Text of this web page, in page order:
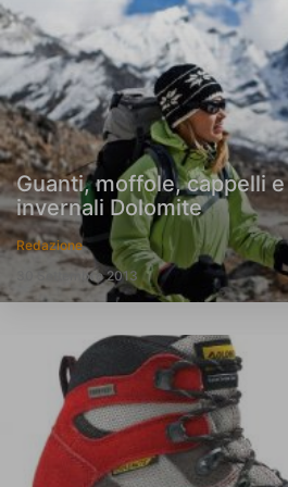
Guanti, moffole, cappelli
invernali Dolomite
Redazione
30 Settembre 2013